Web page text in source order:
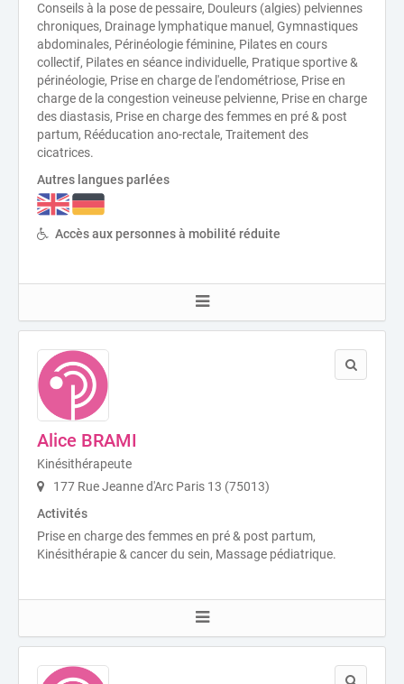
Conseils à la pose de pessaire, Douleurs (algies) pelviennes
chroniques, Drainage lymphatique manuel, Gymnastiques
abdominales, Périnéologie féminine, Pilates en cours
collectif, Pilates en séance individuelle, Pratique sportive &
périnéologie, Prise en charge de l'endométriose, Prise en
charge de la congestion veineuse pelvienne, Prise en charge
des diastasis, Prise en charge des femmes en pré & post
partum, Rééducation ano-rectale, Traitement des
cicatrices.
Autres langues parlées
Accès aux personnes à mobilité réduite
Alice BRAMI
Kinésithérapeute
177 Rue Jeanne d'Arc Paris 13 (75013)
Activités
Prise en charge des femmes en pré & post partum,
Kinésithérapie & cancer du sein, Massage pédiatrique.